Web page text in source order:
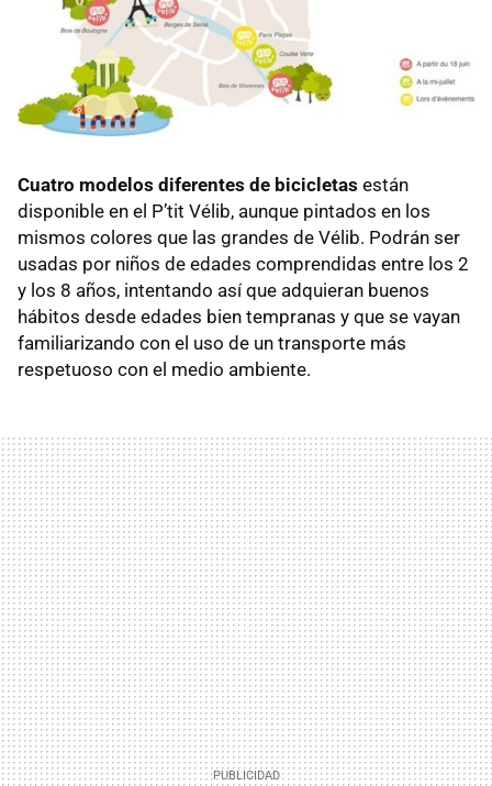
Cuatro modelos diferentes de bicicletas están
disponible en el P’tit Vélib, aunque pintados en los
mismos colores que las grandes de Vélib. Podrán ser
usadas por niños de edades comprendidas entre los 2
y los 8 años, intentando así que adquieran buenos
hábitos desde edades bien tempranas y que se vayan
familiarizando con el uso de un transporte más
respetuoso con el medio ambiente.